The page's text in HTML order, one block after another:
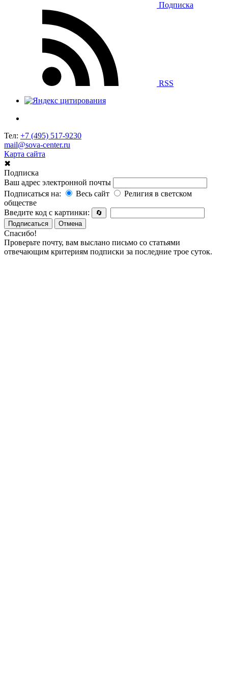
Подписка
RSS
Тел: +7 (495) 517-9230
mail@sova-center.ru
Карта сайта
✖
Подписка
Ваш адрес электронной почты
Подписаться на:
Весь сайт
Религия в светском
обществе
Введите код с картинки:
🔄
Подписаться
Отмена
Спасибо!
Проверьте почту, вам выслано письмо со статьями
отвечающим критериям подписки за последние трое суток.